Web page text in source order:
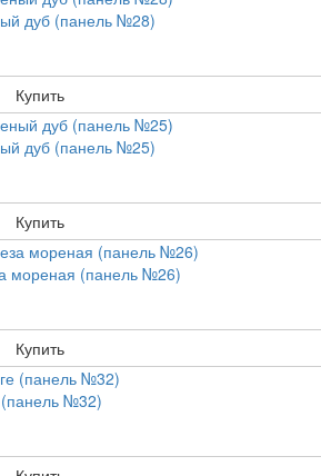
дуб (панель №28)
Купить
дуб (панель №25)
Купить
мореная (панель №26)
Купить
(панель №32)